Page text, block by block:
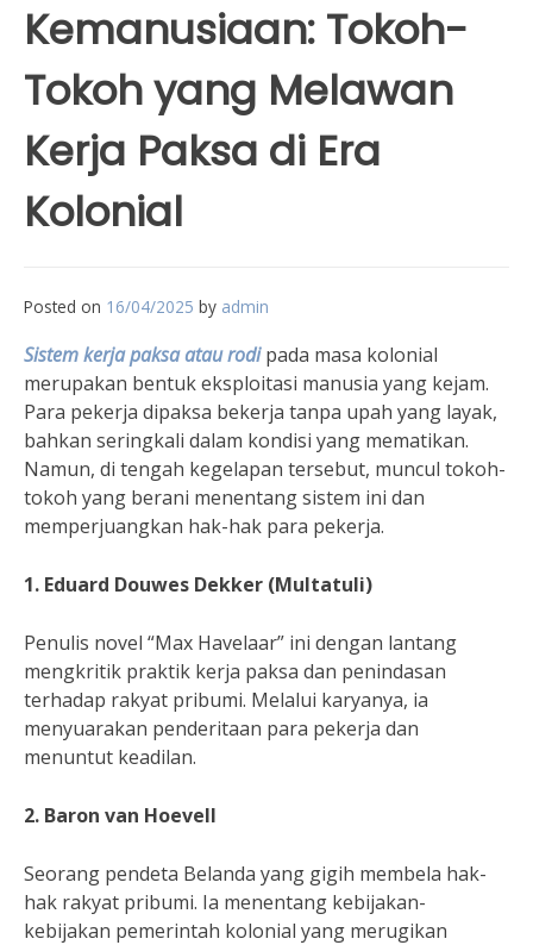
Kemanusiaan: Tokoh-
Tokoh yang Melawan
Kerja Paksa di Era
Kolonial
Posted on 16/04/2025 by admin
Sistem kerja paksa atau rodipada masa kolonial
merupakan bentuk eksploitasi manusia yang kejam.
Para pekerja dipaksa bekerja tanpa upah yang layak,
bahkan seringkali dalam kondisi yang mematikan.
Namun, di tengah kegelapan tersebut, muncul tokoh-
tokoh yang berani menentang sistem ini dan
memperjuangkan hak-hak para pekerja.
1. Eduard Douwes Dekker (Multatuli)
Penulis novel “Max Havelaar” ini dengan lantang
mengkritik praktik kerja paksa dan penindasan
terhadap rakyat pribumi. Melalui karyanya, ia
menyuarakan penderitaan para pekerja dan
menuntut keadilan.
2. Baron van Hoevell
Seorang pendeta Belanda yang gigih membela hak-
hak rakyat pribumi. Ia menentang kebijakan-
kebijakan pemerintah kolonial yang merugikan